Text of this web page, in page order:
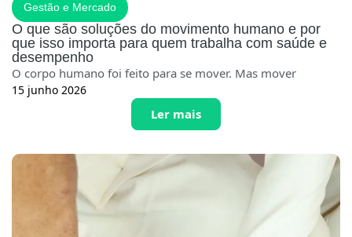
Gestão e Mercado
O que são soluções do movimento humano e por
que isso importa para quem trabalha com saúde e
desempenho
O corpo humano foi feito para se mover. Mas mover
15 junho 2026
Ler mais